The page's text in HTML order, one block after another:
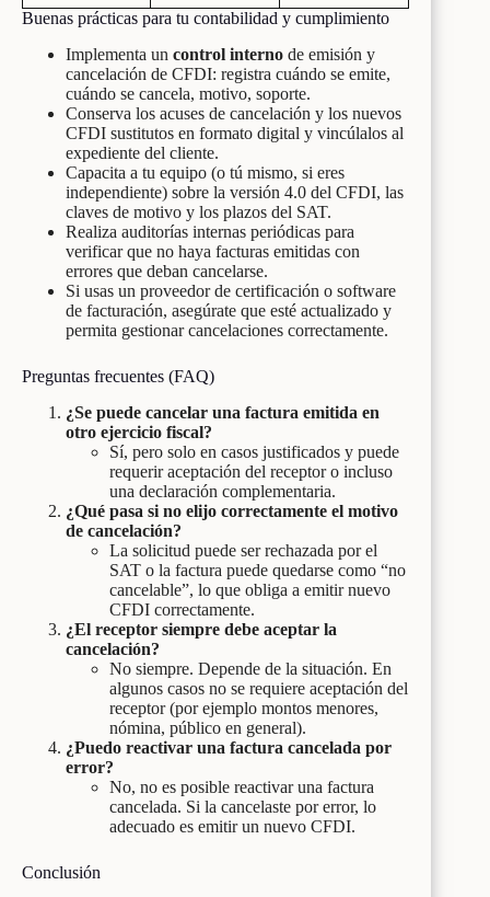
Buenas prácticas para tu contabilidad y cumplimiento
Implementa un control interno de emisión y
cancelación de CFDI: registra cuándo se emite,
cuándo se cancela, motivo, soporte.
Conserva los acuses de cancelación y los nuevos
CFDI sustitutos en formato digital y vincúlalos al
expediente del cliente.
Capacita a tu equipo (o tú mismo, si eres
independiente) sobre la versión 4.0 del CFDI, las
claves de motivo y los plazos del SAT.
Realiza auditorías internas periódicas para
verificar que no haya facturas emitidas con
errores que deban cancelarse.
Si usas un proveedor de certificación o software
de facturación, asegúrate que esté actualizado y
permita gestionar cancelaciones correctamente.
Preguntas frecuentes (FAQ)
¿Se puede cancelar una factura emitida en
otro ejercicio fiscal?
Sí, pero solo en casos justificados y puede
requerir aceptación del receptor o incluso
una declaración complementaria.
¿Qué pasa si no elijo correctamente el motivo
de cancelación?
La solicitud puede ser rechazada por el
SAT o la factura puede quedarse como “no
cancelable”, lo que obliga a emitir nuevo
CFDI correctamente.
¿El receptor siempre debe aceptar la
cancelación?
No siempre. Depende de la situación. En
algunos casos no se requiere aceptación del
receptor (por ejemplo montos menores,
nómina, público en general).
¿Puedo reactivar una factura cancelada por
error?
No, no es posible reactivar una factura
cancelada. Si la cancelaste por error, lo
adecuado es emitir un nuevo CFDI.
Conclusión